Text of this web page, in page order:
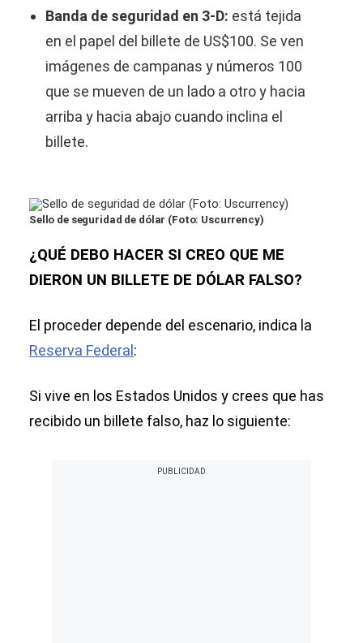
Banda de seguridad en 3-D: está tejida
en el papel del billete de US$100. Se ven
imágenes de campanas y números 100
que se mueven de un lado a otro y hacia
arriba y hacia abajo cuando inclina el
billete.
Sello de seguridad de dólar (Foto: Uscurrency)
¿QUÉ DEBO HACER SI CREO QUE ME
DIERON UN BILLETE DE DÓLAR FALSO?
El proceder depende del escenario, indica la
Reserva Federal :
Si vive en los Estados Unidos y crees que has
recibido un billete falso, haz lo siguiente: